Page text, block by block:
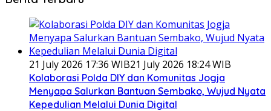
21 July 2026 17:36 WIB21 July 2026 18:24 WIB
Kolaborasi Polda DIY dan Komunitas Jogja
Menyapa Salurkan Bantuan Sembako, Wujud Nyata
Kepedulian Melalui Dunia Digital